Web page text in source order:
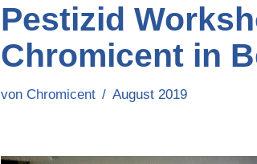
Pestizid
Chromicent in
von Chromicent August 2019